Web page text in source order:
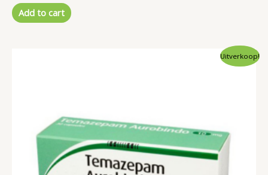
was:
€110.00.
is:
€95.00.
Add to cart
Uitverkoop!